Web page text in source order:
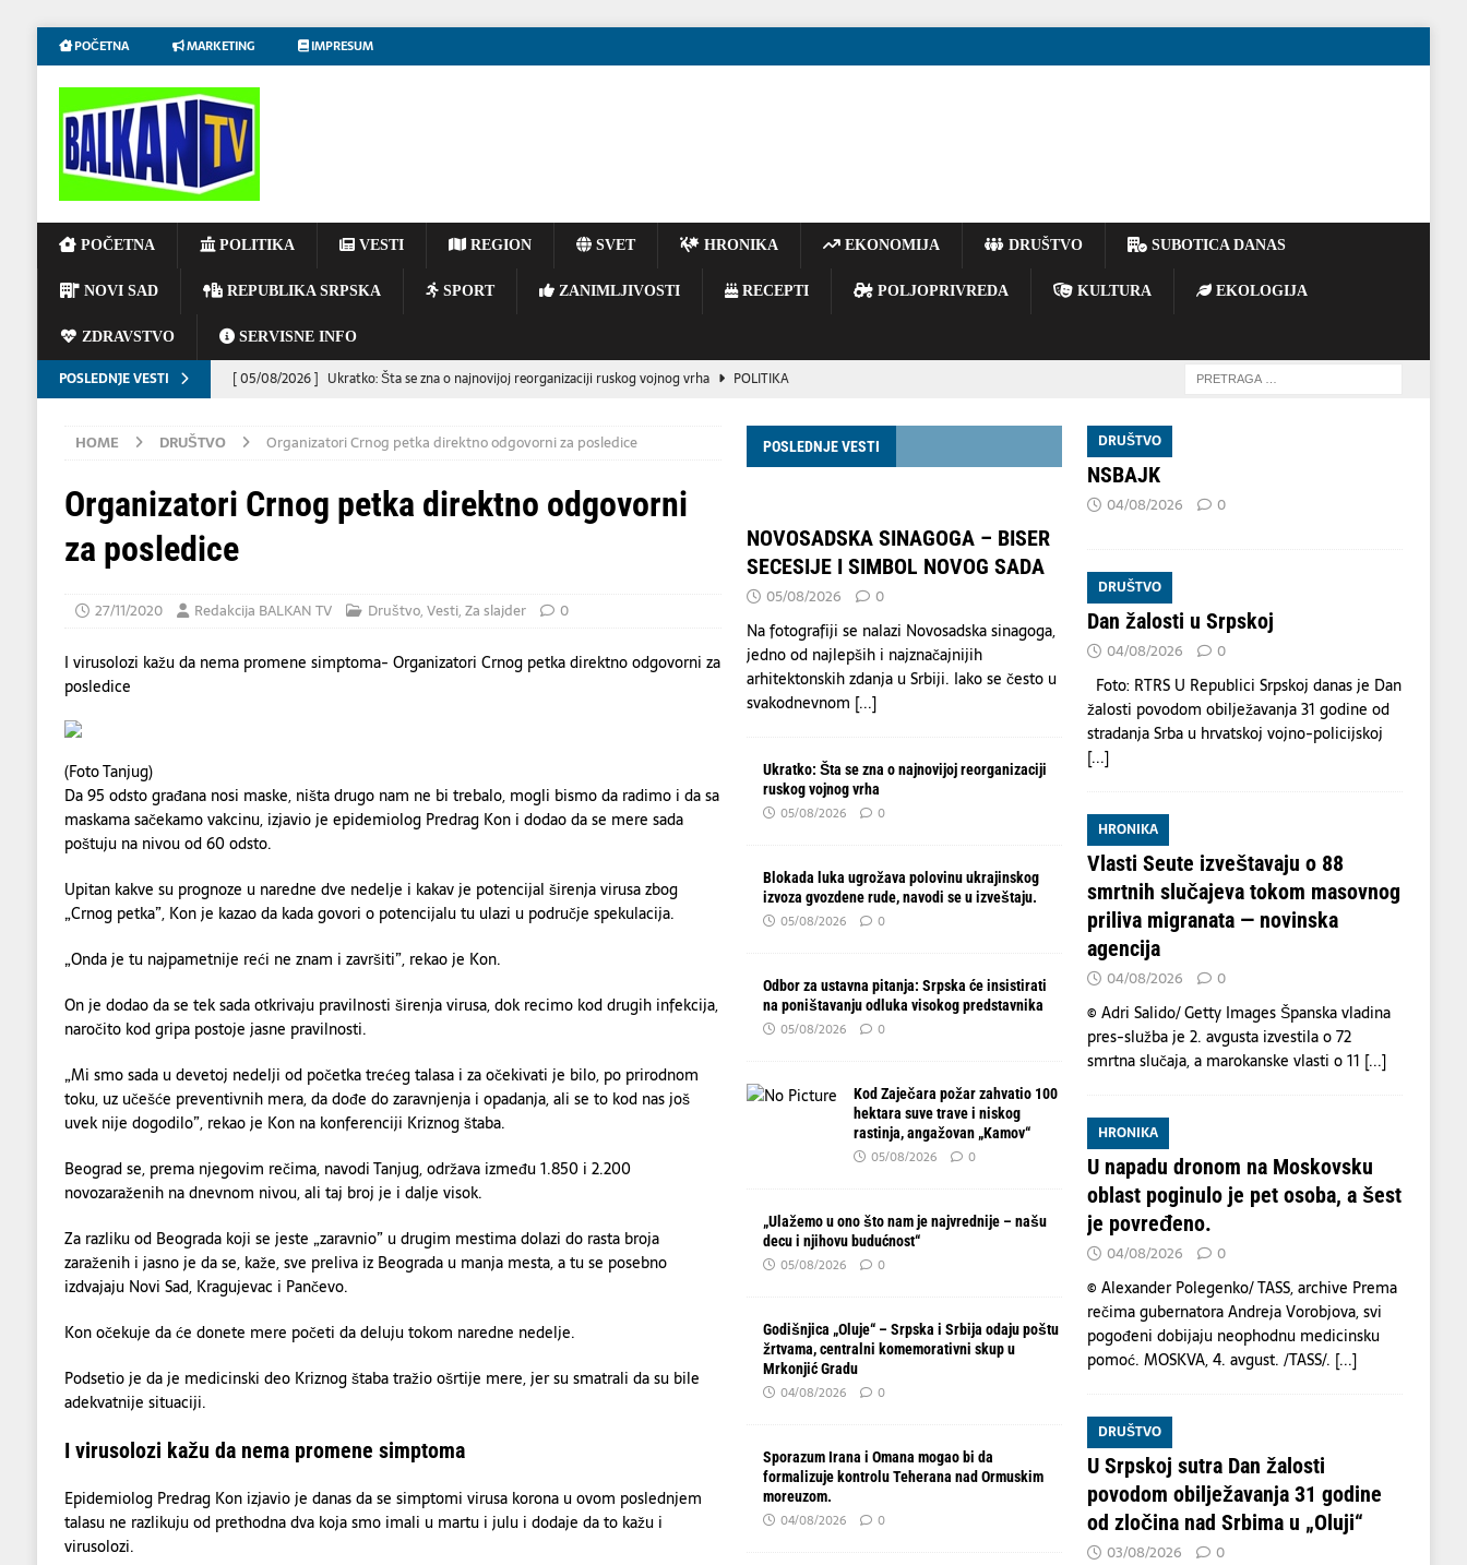
POČETNA MARKETING IMPRESUM
POČETNA POLITIKA VESTI REGION SVET HRONIKA EKONOMIJA DRUŠTVO SUBOTICA DANAS
NOVI SAD REPUBLIKA SRPSKA SPORT ZANIMLJIVOSTI RECEPTI POLJOPRIVREDA KULTURA EKOLOGIJA
ZDRAVSTVO SERVISNE INFO
POSLEDNJE VESTI [ 05/08/2026 ] Ukratko: Šta se zna o najnovijoj reorganizaciji ruskog vojnog vrha
POLITIKA
EKONOMIJA
[ 05/08/2026 ]
Odbor za ustavna pitanja: Srpska će insistirati na poništavanju odluka visokog predstavnika
[ 05/08/2026 ]
Kod Zaječara požar zahvatio 100 hektara suve trave i niskog rastinja, angažovan „Kamov“
HRONIKA
[ 05/08/2026 ] NOVOSADSKA SINAGOGA – BISER SECESIJE I SIMBOL NOVOG SADA KULTURA
HOME DRUŠTVO Organizatori Crnog petka direktno odgovorni za posledice
Organizatori Crnog petka direktno odgovorni
za posledice
27/11/2020 Redakcija BALKAN TV Društvo,Vesti,Za slajder 0
I virusolozi kažu da nema promene simptoma- Organizatori Crnog petka direktno odgovorni za
posledice
(Foto Tanjug)
Da 95 odsto građana nosi maske, ništa drugo nam ne bi trebalo, mogli bismo da radimo i da sa
maskama sačekamo vakcinu, izjavio je epidemiolog Predrag Kon i dodao da se mere sada
poštuju na nivou od 60 odsto.
Upitan kakve su prognoze u naredne dve nedelje i kakav je potencijal širenja virusa zbog
„Crnog petka”, Kon je kazao da kada govori o potencijalu tu ulazi u područje spekulacija.
„Onda je tu najpametnije reći ne znam i završiti”, rekao je Kon.
On je dodao da se tek sada otkrivaju pravilnosti širenja virusa, dok recimo kod drugih infekcija,
naročito kod gripa postoje jasne pravilnosti.
„Mi smo sada u devetoj nedelji od početka trećeg talasa i za očekivati je bilo, po prirodnom
toku, uz učešće preventivnih mera, da dođe do zaravnjenja i opadanja, ali se to kod nas još
uvek nije dogodilo”, rekao je Kon na konferenciji Kriznog štaba.
Beograd se, prema njegovim rečima, navodi Tanjug, održava između 1.850 i 2.200
novozaraženih na dnevnom nivou, ali taj broj je i dalje visok.
Za razliku od Beograda koji se jeste „zaravnio” u drugim mestima dolazi do rasta broja
zaraženih i jasno je da se, kaže, sve preliva iz Beograda u manja mesta, a tu se posebno
izdvajaju Novi Sad, Kragujevac i Pančevo.
Kon očekuje da će donete mere početi da deluju tokom naredne nedelje.
Podsetio je da je medicinski deo Kriznog štaba tražio ošrtije mere, jer su smatrali da su bile
adekvatnije situaciji.
I virusolozi kažu da nema promene simptoma
Epidemiolog Predrag Kon izjavio je danas da se simptomi virusa korona u ovom poslednjem
talasu ne razlikuju od prethodna dva koja smo imali u martu i julu i dodaje da to kažu i
virusolozi.
POSLEDNJE VESTI
NOVOSADSKA SINAGOGA – BISER
SECESIJE I SIMBOL NOVOG SADA
05/08/2026 0
Na fotografiji se nalazi Novosadska sinagoga,
jedno od najlepših i najznačajnijih
arhitektonskih zdanja u Srbiji. Iako se često u
svakodnevnom [...]
Ukratko: Šta se zna o najnovijoj reorganizaciji
ruskog vojnog vrha
05/08/2026 0
Blokada luka ugrožava polovinu ukrajinskog
izvoza gvozdene rude, navodi se u izveštaju.
05/08/2026 0
Odbor za ustavna pitanja: Srpska će insistirati
na poništavanju odluka visokog predstavnika
05/08/2026 0
Kod Zaječara požar zahvatio 100
hektara suve trave i niskog
rastinja, angažovan „Kamov“
05/08/2026 0
„Ulažemo u ono što nam je najvrednije – našu
decu i njihovu budućnost“
05/08/2026 0
Godišnjica „Oluje“ – Srpska i Srbija odaju poštu
žrtvama, centralni komemorativni skup u
Mrkonjić Gradu
04/08/2026 0
Sporazum Irana i Omana mogao bi da
formalizuje kontrolu Teherana nad Ormuskim
moreuzom.
04/08/2026 0
DRUŠTVO
NSBAJK
04/08/2026 0
DRUŠTVO
Dan žalosti u Srpskoj
04/08/2026 0
Foto: RTRS U Republici Srpskoj danas je Dan
žalosti povodom obilježavanja 31 godine od
stradanja Srba u hrvatskoj vojno-policijskoj
[...]
HRONIKA
Vlasti Seute izveštavaju o 88
smrtnih slučajeva tokom masovnog
priliva migranata — novinska
agencija
04/08/2026 0
© Adri Salido/ Getty Images Španska vladina
pres-služba je 2. avgusta izvestila o 72
smrtna slučaja, a marokanske vlasti o 11 [...]
HRONIKA
U napadu dronom na Moskovsku
oblast poginulo je pet osoba, a šest
je povređeno.
04/08/2026 0
© Alexander Polegenko/ TASS, archive Prema
rečima gubernatora Andreja Vorobjova, svi
pogođeni dobijaju neophodnu medicinsku
pomoć. MOSKVA, 4. avgust. /TASS/. [...]
DRUŠTVO
U Srpskoj sutra Dan žalosti
povodom obilježavanja 31 godine
od zločina nad Srbima u „Oluji“
03/08/2026 0